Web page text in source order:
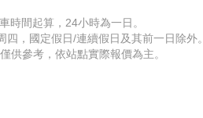
時間起算，24小時為一日。
四，國定假日/連續假日及其前一日除外。
供參考，依站點實際報價為主。